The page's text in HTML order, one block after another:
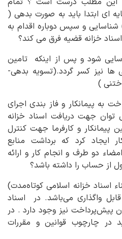
ای ابتدا باید به صورت بدهی (
و سپس دوباره اقدام به
خزانه قضیه فرق می کند؟
شود و پس از اینکه تامین
ها نیز کسر گردد.(تسویه بدهی-
)
به پیمانکار و فاز بندی اجرای
توان جهت دریافت اسناد خزانه
و کارفرما جهت کنترل
ایجاد کرد که برداشت منابع
دو طرف و انجام کار و ارائه
از حساب را داشته باشد؟
اسناد خزانه اسلامی کوتاه‌مدت)
واگذاری می‌باشد. در اسناد
پیش‌پرداخت نیز وجود دارد . در
در چارچوب قوانین و مقررات